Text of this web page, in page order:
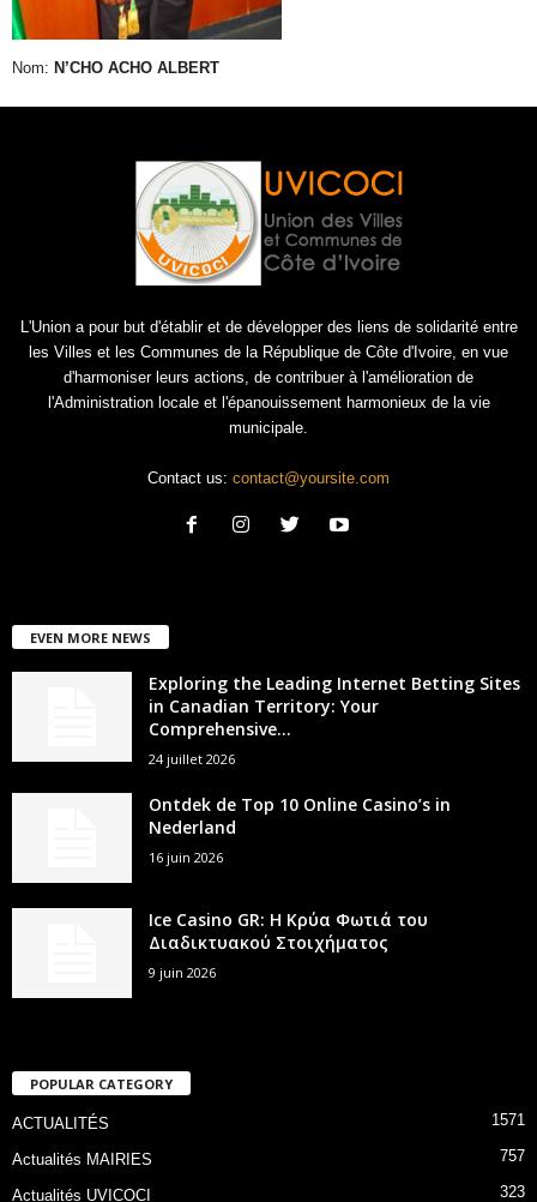
Nom: N’CHO ACHO ALBERT
L'Union a pour but d'établir et de développer des liens de solidarité entre
les Villes et les Communes de la République de Côte d'Ivoire, en vue
d'harmoniser leurs actions, de contribuer à l'amélioration de
l'Administration locale et l'épanouissement harmonieux de la vie
municipale.
Contact us: contact@yoursite.com
EVEN MORE NEWS
Exploring the Leading Internet Betting Sites
in Canadian Territory: Your
Comprehensive...
24 juillet 2026
Ontdek de Top 10 Online Casino’s in
Nederland
16 juin 2026
Ice Casino GR: Η Κρύα Φωτιά του
Διαδικτυακού Στοιχήματος
9 juin 2026
POPULAR CATEGORY
ACTUALITÉS 1571
Actualités MAIRIES 757
Actualités UVICOCI 323